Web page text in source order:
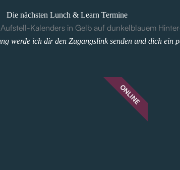
Die nächsten Lunch & Learn Termine
werde ich dir den Zugangslink senden und dich ein
ONLINE